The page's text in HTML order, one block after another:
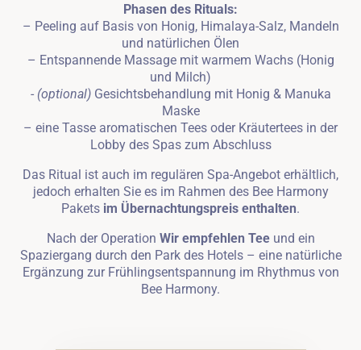
Phasen des Rituals:
– Peeling auf Basis von Honig, Himalaya-Salz, Mandeln
und natürlichen Ölen
– Entspannende Massage mit warmem Wachs (Honig
und Milch)
- (optional)Gesichtsbehandlung mit Honig & Manuka
Maske
– eine Tasse aromatischen Tees oder Kräutertees in der
Lobby des Spas zum Abschluss
Das Ritual ist auch im regulären Spa-Angebot erhältlich,
jedoch erhalten Sie es im Rahmen des Bee Harmony
Pakets im Übernachtungspreis enthalten.
Nach der Operation Wir empfehlen Tee und ein
Spaziergang durch den Park des Hotels – eine natürliche
Ergänzung zur Frühlingsentspannung im Rhythmus von
Bee Harmony.